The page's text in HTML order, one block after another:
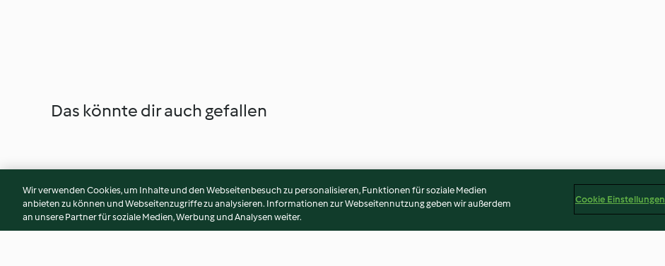
Das könnte dir auch gefallen
Wir verwenden Cookies, um Inhalte und den Webseitenbesuch zu personalisieren, Funktionen für soziale Medien
anbieten zu können und Webseitenzugriffe zu analysieren. Informationen zur Webseitennutzung geben wir außerdem
an unsere Partner für soziale Medien, Werbung und Analysen weiter.
Cookie Einstellungen